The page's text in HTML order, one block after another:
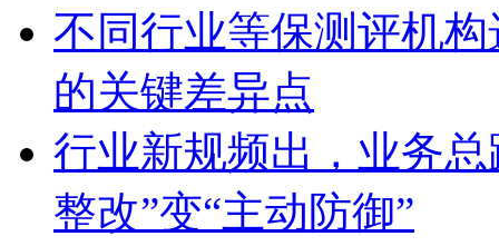
不同行业等保测评机
的关键差异点
行业新规频出，业务
整改”变“主动防御”